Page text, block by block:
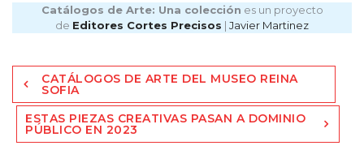
Catálogos de Arte: Una colección es un proyecto
de Editores Cortes Precisos | Javier Martinez
Navegación
de
entradas
CATÁLOGOS DE ARTE DEL MUSEO REINA
SOFIA
ESTAS PIEZAS CREATIVAS PASAN A DOMINIO
PÚBLICO EN 2023